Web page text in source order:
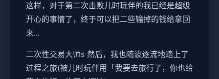
这样，对于第二次击败儿时玩伴的我已经是超级
开心的事情了，终于可以把二些输掉的钱给拿回
来...
二次性交易大师s 然后，我也随波逐流地踏上了
过程之旅(被儿时玩伴用「我要去旅行了，你也给